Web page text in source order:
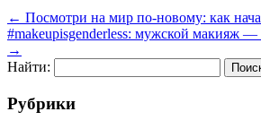
← Посмотри на мир по-новому: как
#makeupisgenderless: мужской макияж
→
Найти:
Рубрики